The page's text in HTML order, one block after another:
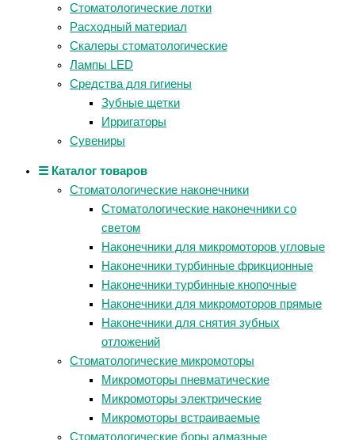
Стоматологические лотки
Расходный материал
Скалеры стоматологические
Лампы LED
Средства для гигиены
Зубные щетки
Ирригаторы
Сувениры
☰ Каталог товаров
Стоматологические наконечники
Стоматологические наконечники со
светом
Наконечники для микромоторов угловые
Наконечники турбинные фрикционные
Наконечники турбинные кнопочные
Наконечники для микромоторов прямые
Наконечники для снятия зубных
отложений
Стоматологические микромоторы
Микромоторы пневматические
Микромоторы электрические
Микромоторы встраиваемые
Стоматологические боры алмазные